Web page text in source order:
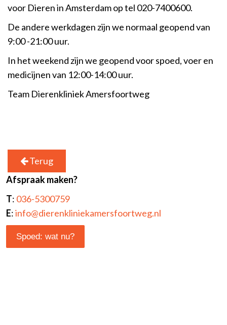
voor Dieren in Amsterdam op tel 020-7400600.
De andere werkdagen zijn we normaal geopend van
9:00 -21:00 uur.
In het weekend zijn we geopend voor spoed, voer en
medicijnen van 12:00-14:00 uur.
Team Dierenkliniek Amersfoortweg
Terug
Afspraak maken?
T: 036-5300759
E:info@dierenkliniekamersfoortweg.nl
Spoed: wat nu?